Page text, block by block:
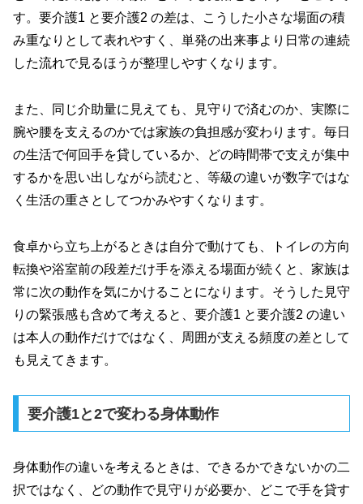
す。要介護1 と要介護2 の差は、こうした小さな場面の積
み重なりとして表れやすく、単発の出来事より日常の連続
した流れで見るほうが整理しやすくなります。
また、同じ介助量に見えても、見守りで済むのか、実際に
腕や腰を支えるのかでは家族の負担感が変わります。毎日
の生活で何回手を貸しているか、どの時間帯で支えが集中
するかを思い出しながら読むと、等級の違いが数字ではな
く生活の重さとしてつかみやすくなります。
食卓から立ち上がるときは自分で動けても、トイレの方向
転換や浴室前の段差だけ手を添える場面が続くと、家族は
常に次の動作を気にかけることになります。そうした見守
りの緊張感も含めて考えると、要介護1 と要介護2 の違い
は本人の動作だけではなく、周囲が支える頻度の差として
も見えてきます。
要介護1と2で変わる身体動作
身体動作の違いを考えるときは、できるかできないかの二
択ではなく、どの動作で見守りが必要か、どこで手を貸す